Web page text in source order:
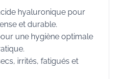
hyaluronique pour
et durable.
une hygiène optimale
irrités, fatigués et